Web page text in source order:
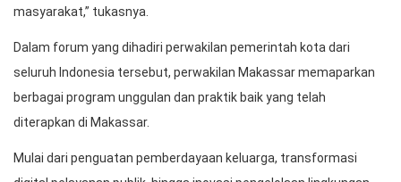
masyarakat,” tukasnya.
Dalam forum yang dihadiri perwakilan pemerintah kota dari
seluruh Indonesia tersebut, perwakilan Makassar memaparkan
berbagai program unggulan dan praktik baik yang telah
diterapkan di Makassar.
Mulai dari penguatan pemberdayaan keluarga, transformasi